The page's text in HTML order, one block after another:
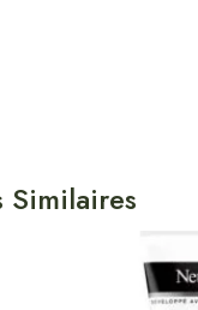
Similaires